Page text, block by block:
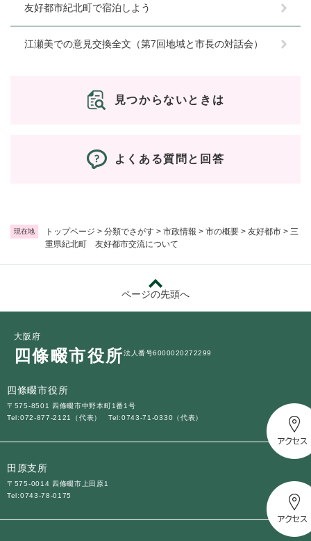
現在地 トップページ > 分類でさがす > 市政情報 > 市の概要 > 友好都市 > 三
重県紀北町 友好都市交流について
友好都市紀北町で宿泊しよう
江瀬美での意見交換全文（第7回地域と市長の対話会）
見つからないときは
よくある質問と回答
ページの先頭へ
大阪府
四條畷市役所法人番号6000020272299
四條畷市役所
〒575-8501 四條畷市中野本町1番1号
Tel:072-877-2121（代表）
Tel:0743-71-0330（代表）
田原支所
〒575-0014 四條畷市上田原1
Tel:0743-78-0175